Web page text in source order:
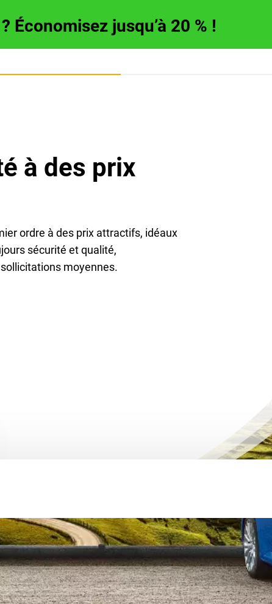
Économisez jusqu’à 20 % !
à des prix
ordre à des prix attractifs, idéaux
sécurité et qualité,
moyennes.